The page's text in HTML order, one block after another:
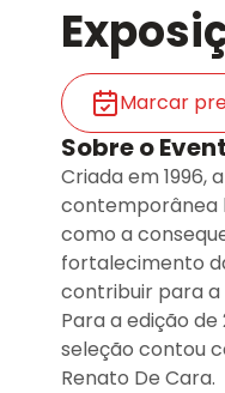
Marcar
Sobre o
Criada em
contemporânea
como a
fortalecimento
contribuir para
Para a edição
seleção contou
Renato De Cara.